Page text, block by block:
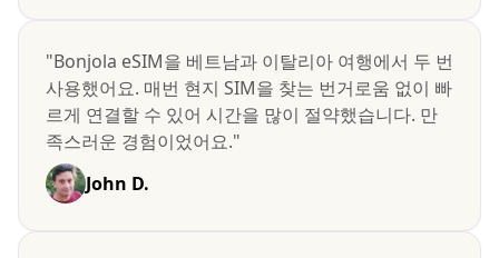
"Bonjola eSIM을 베트남과 이탈리아 여행에서 두 번
사용했어요. 매번 현지 SIM을 찾는 번거로움 없이 빠
르게 연결할 수 있어 시간을 많이 절약했습니다. 만
족스러운 경험이었어요."
John D.